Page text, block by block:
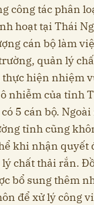
công tác phân
hoạt tại Thái
cán bộ làm
quản lý
thực hiện nhiệm
nhiễm của tỉnh
5 cán bộ. Ngoài
tỉnh cũng
khi nhận quyết
chất thải rắn.
bổ sung thêm
để xử lý công